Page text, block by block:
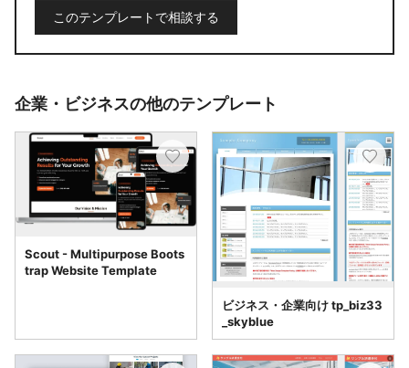
このテンプレートで相談する
企業・ビジネスの他のテンプレート
Scout - Multipurpose Boots
trap Website Template
ビジネス・企業向け tp_biz33
_skyblue